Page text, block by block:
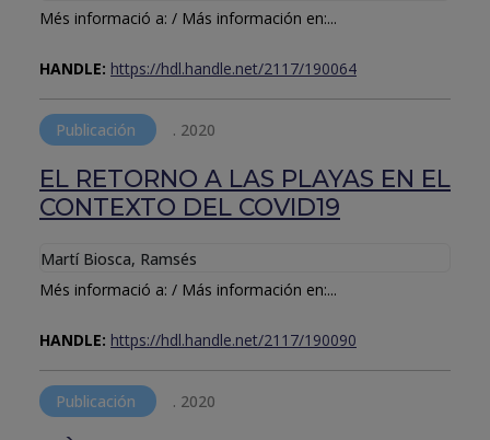
Més informació a: / Más información en:...
HANDLE: https://hdl.handle.net/2117/190064
Publicación . 2020
EL RETORNO A LAS PLAYAS EN EL
CONTEXTO DEL COVID19
Martí Biosca, Ramsés
Més informació a: / Más información en:...
HANDLE: https://hdl.handle.net/2117/190090
Publicación . 2020